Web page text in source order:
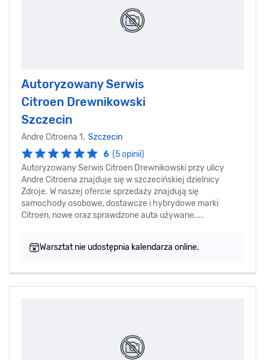
Autoryzowany Serwis
Citroen Drewnikowski
Szczecin
Andre Citroena 1, Szczecin
6 (5 opinii)
Autoryzowany Serwis Citroen Drewnikowski przy ulicy
Andre Citroena znajduje się w szczecińskiej dzielnicy
Zdroje. W naszej ofercie sprzedaży znajdują się
samochody osobowe, dostawcze i hybrydowe marki
Citroen, nowe oraz sprawdzone auta używane....
Warsztat nie udostępnia kalendarza online.